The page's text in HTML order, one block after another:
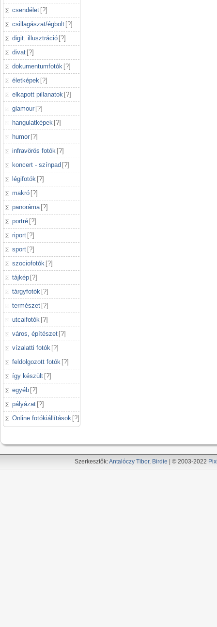
csendélet [?]
csillagászat/égbolt [?]
digit. illusztráció [?]
divat [?]
dokumentumfotók [?]
életképek [?]
elkapott pillanatok [?]
glamour [?]
hangulatképek [?]
humor [?]
infravörös fotók [?]
koncert - színpad [?]
légifotók [?]
makró [?]
panoráma [?]
portré [?]
riport [?]
sport [?]
szociofotók [?]
tájkép [?]
tárgyfotók [?]
természet [?]
utcaifotók [?]
város, építészet [?]
vízalatti fotók [?]
feldolgozott fotók [?]
így készült [?]
egyéb [?]
pályázat [?]
Online fotókiállítások [?]
Szerkesztők:Antalóczy Tibor, Birdie | © 2003-2022